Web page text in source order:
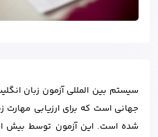
جهانی است که برای ارزیابی مهارت